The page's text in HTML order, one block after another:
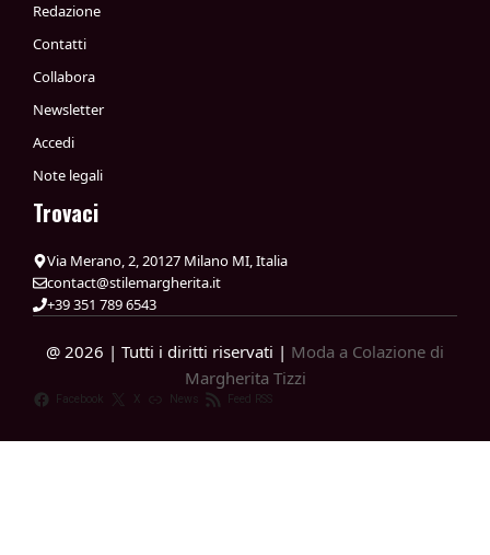
Redazione
Contatti
Collabora
Newsletter
Accedi
Note legali
Trovaci
Via Merano, 2, 20127 Milano MI, Italia
contact@stilemargherita.it
+39 351 789 6543
@ 2026 | Tutti i diritti riservati | Moda a Colazione di
Margherita Tizzi
Facebook X News Feed RSS